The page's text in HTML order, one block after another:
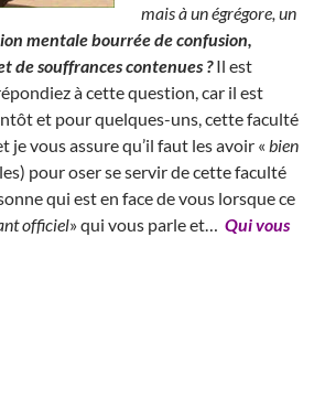
mais à un égrégore, un
mentale bourrée de confusion,
de souffrances contenues ?Il est
à cette question, car il est
et pour quelques-uns, cette faculté
je vous assure qu’il faut les avoir « bien
pour oser se servir de cette faculté
qui est en face de vous lorsque ce
officiel» qui vous parle et… Qui vous